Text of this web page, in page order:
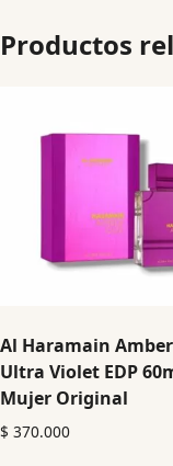
Productos
Al Haramain
Ultra Violet EDP
Mujer Original
$ 370.000